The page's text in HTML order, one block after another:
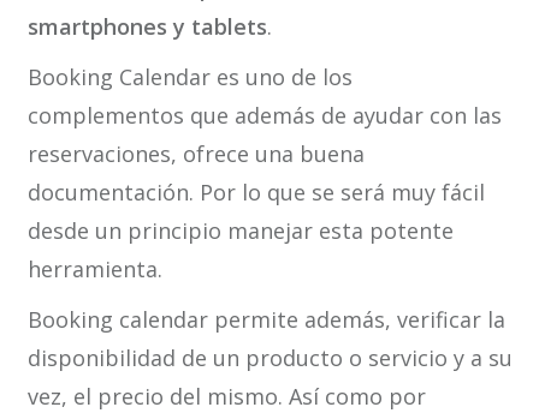
smartphones y tablets.
Booking Calendar es uno de los
complementos que además de ayudar con las
reservaciones, ofrece una buena
documentación. Por lo que se será muy fácil
desde un principio manejar esta potente
herramienta.
Booking calendar permite además, verificar la
disponibilidad de un producto o servicio y a su
vez, el precio del mismo. Así como por